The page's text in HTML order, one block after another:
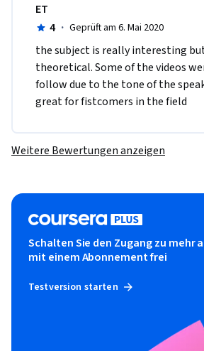
ET
4 · Geprüft am 6. Mai 2020
the subject is really interesting
theoretical. Some of the videos
follow due to the tone of the
great for fistcomers in the field
Weitere Bewertungen anzeigen
Schalten Sie den Zugang zu mehr
mit einem Abonnement frei
Testversion starten